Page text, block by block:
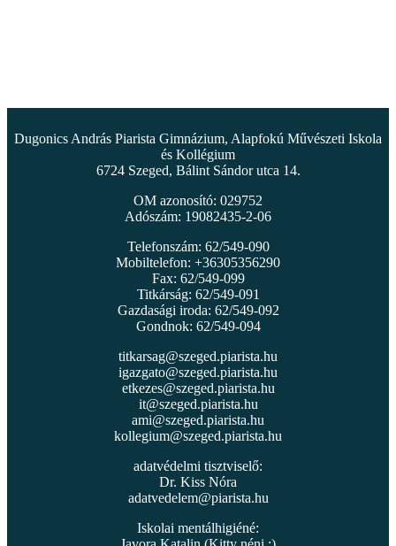
Dugonics András Piarista Gimnázium, Alapfokú Művészeti Iskola
és Kollégium
6724 Szeged, Bálint Sándor utca 14.
OM azonosító: 029752
Adószám: 19082435-2-06
Telefonszám: 62/549-090
Mobiltelefon: +36305356290
Fax: 62/549-099
Titkárság: 62/549-091
Gazdasági iroda: 62/549-092
Gondnok: 62/549-094
titkarsag@szeged.piarista.hu
igazgato@szeged.piarista.hu
etkezes@szeged.piarista.hu
it@szeged.piarista.hu
ami@szeged.piarista.hu
kollegium@szeged.piarista.hu
adatvédelmi tisztviselő:
Dr. Kiss Nóra
adatvedelem@piarista.hu
Iskolai mentálhigiéné: